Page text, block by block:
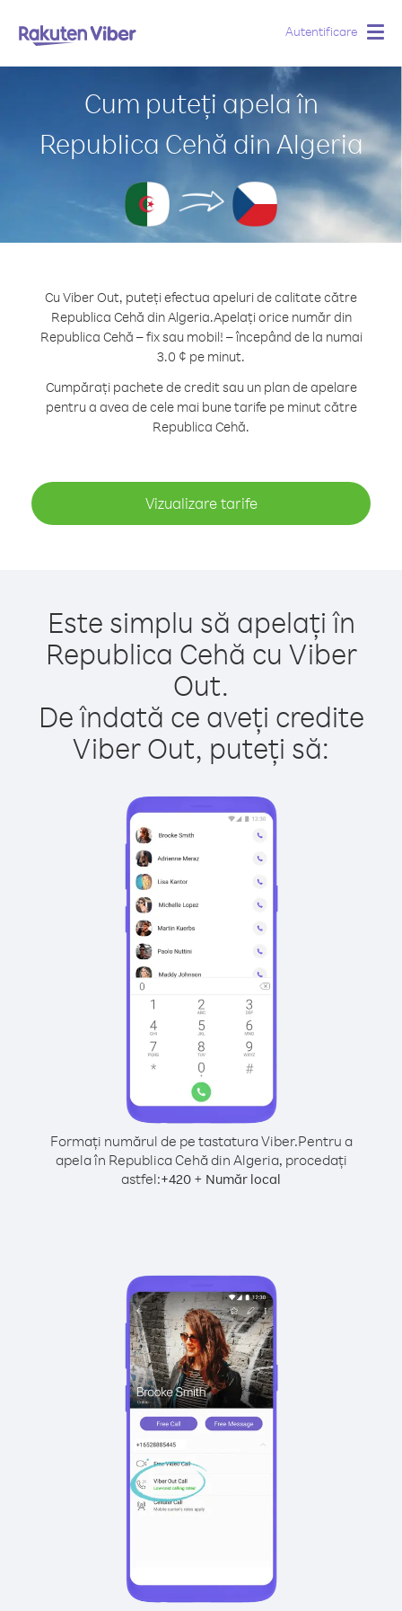
Autentificare
Cum puteți apela în
Republica Cehă din Algeria
Cu Viber Out, puteți efectua apeluri de calitate către
Republica Cehă din Algeria.Apelați orice număr din
Republica Cehă – fix sau mobil! – începând de la numai
3.0 ¢ pe minut.
Cumpărați pachete de credit sau un plan de apelare
pentru a avea de cele mai bune tarife pe minut către
Republica Cehă.
Vizualizare tarife
Este simplu să apelați în
Republica Cehă cu Viber
Out.
De îndată ce aveți credite
Viber Out, puteți să:
Formați numărul de pe tastatura Viber.Pentru a
apela în Republica Cehă din Algeria, procedați
astfel:+420 + Număr local